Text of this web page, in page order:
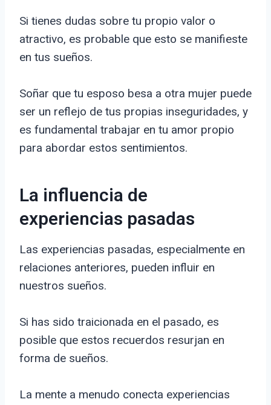
Si tienes dudas sobre tu propio valor o
atractivo, es probable que esto se manifieste
en tus sueños.
Soñar que tu esposo besa a otra mujer puede
ser un reflejo de tus propias inseguridades, y
es fundamental trabajar en tu amor propio
para abordar estos sentimientos.
La influencia de
experiencias pasadas
Las experiencias pasadas, especialmente en
relaciones anteriores, pueden influir en
nuestros sueños.
Si has sido traicionada en el pasado, es
posible que estos recuerdos resurjan en
forma de sueños.
La mente a menudo conecta experiencias